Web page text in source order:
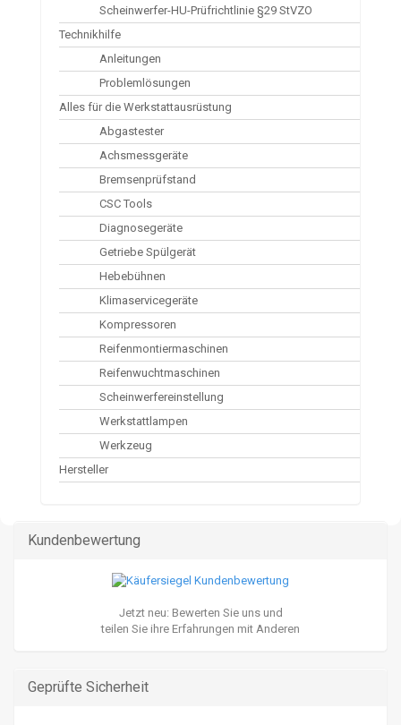
Scheinwerfer-HU-Prüfrichtlinie §29 StVZO
Technikhilfe
Anleitungen
Problemlösungen
Alles für die Werkstattausrüstung
Abgastester
Achsmessgeräte
Bremsenprüfstand
CSC Tools
Diagnosegeräte
Getriebe Spülgerät
Hebebühnen
Klimaservicegeräte
Kompressoren
Reifenmontiermaschinen
Reifenwuchtmaschinen
Scheinwerfereinstellung
Werkstattlampen
Werkzeug
Hersteller
Kundenbewertung
Jetzt neu: Bewerten Sie uns und
teilen Sie ihre Erfahrungen mit Anderen
Geprüfte Sicherheit